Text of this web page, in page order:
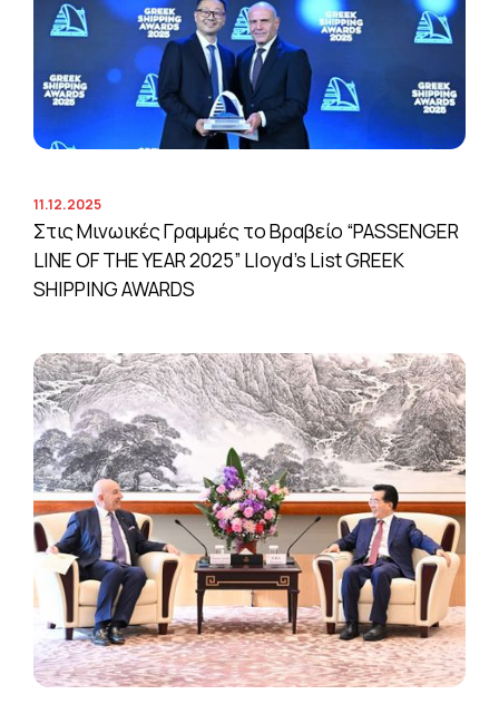
11.12.2025
Στις Μινωικές Γραμμές το Βραβείο “PASSENGER
LINE OF THE YEAR 2025” Lloyd’s List GREEK
SHIPPING AWARDS